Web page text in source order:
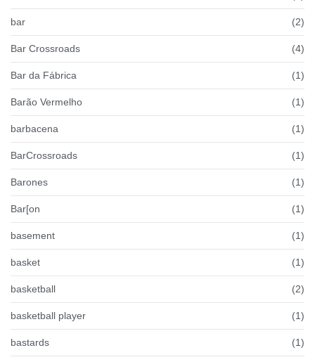
bar (2)
Bar Crossroads (4)
Bar da Fábrica (1)
Barão Vermelho (1)
barbacena (1)
BarCrossroads (1)
Barones (1)
Bar[on (1)
basement (1)
basket (1)
basketball (2)
basketball player (1)
bastards (1)